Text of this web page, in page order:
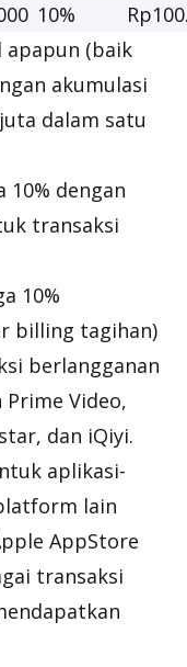
10%
apapun (baik
akumulasi
dalam satu
10% dengan
transaksi
10%
billing tagihan)
berlangganan
Video,
dan iQiyi.
aplikasi-
lain
AppStore
transaksi